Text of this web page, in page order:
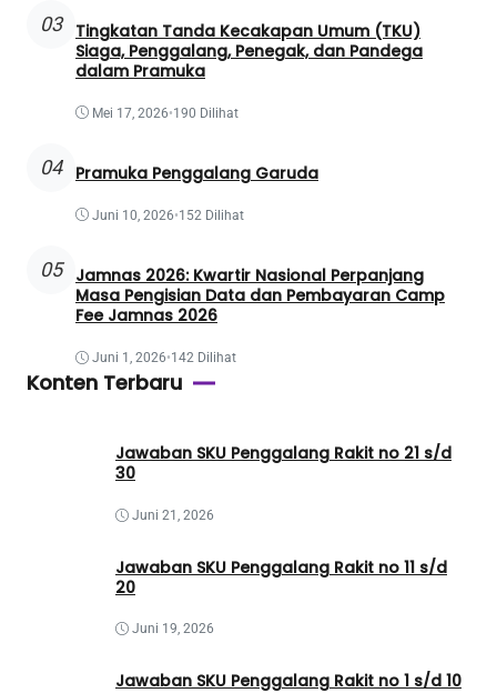
03
Tingkatan Tanda Kecakapan Umum (TKU)
Siaga, Penggalang, Penegak, dan Pandega
dalam Pramuka
Mei 17, 2026•190 Dilihat
04 Pramuka Penggalang Garuda
Juni 10, 2026•152 Dilihat
05
Jamnas 2026: Kwartir Nasional Perpanjang
Masa Pengisian Data dan Pembayaran Camp
Fee Jamnas 2026
Juni 1, 2026•142 Dilihat
Konten Terbaru
Jawaban SKU Penggalang Rakit no 21 s/d
30
Juni 21, 2026
Jawaban SKU Penggalang Rakit no 11 s/d
20
Juni 19, 2026
Jawaban SKU Penggalang Rakit no 1 s/d 10